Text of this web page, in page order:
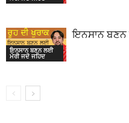
ਇਨਸਾਨ ਬਣਨ ਲਈ
ਮੇਰੀ ਜਦੋ ਜਹਿਦ
ਇਨਸਾਨ ਬਣਨ